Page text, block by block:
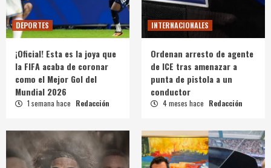
DEPORTES
¡Oficial! Esta es la joya que
la FIFA acaba de coronar
como el Mejor Gol del
Mundial 2026
1 semana hace Redacción
INTERNACIONALES
Ordenan arresto de agente
de ICE tras amenazar a
punta de pistola a un
conductor
4 meses hace Redacción